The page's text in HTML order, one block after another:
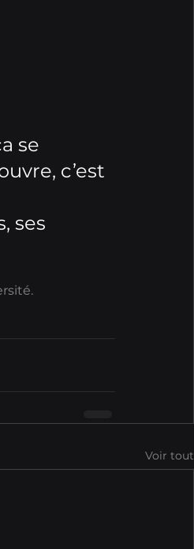
se
c’est
ses
Voir tout